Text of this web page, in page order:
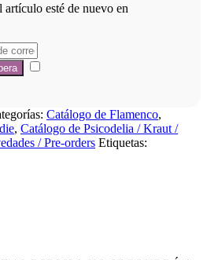
esté de nuevo en
Catálogo de Flamenco,
, Catálogo de Psicodelia / Kraut /
/ Pre-orders Etiquetas: